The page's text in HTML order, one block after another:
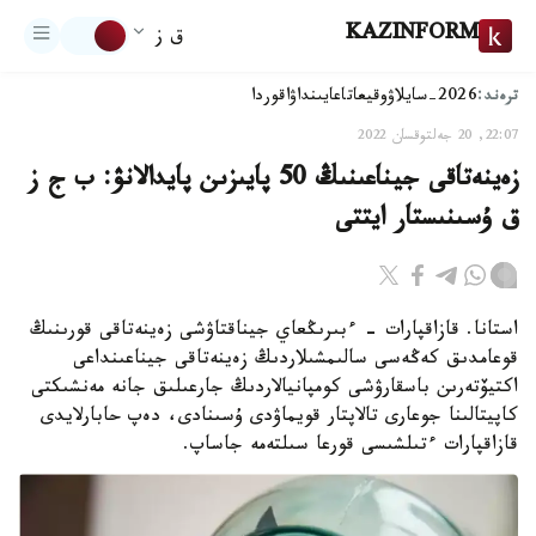
KAZINFORM ق ز
ترەند:2026-سايلاۋ وقيعاتاعايىنداۋاقوردا
22:07, 20 جەلتوقسان 2022
زەينەتاقى جيناعىنىڭ 50 پايىزىن پايدالانۋ: ب ج ز
ق ۇسىنىستار ايتتى
استانا. قازاقپارات - ءبىرىڭعاي جيناقتاۋشى زەينەتاقى قورىنىڭ
قوعامدىق كەڭەسى سالىمشىلاردىڭ زەينەتاقى جيناعىنداعى
اكتيۆتەرىن باسقارۋشى كومپانيالاردىڭ جارعىلىق جانە مەنشىكتى
كاپيتالىنا جوعارى تالاپتار قويماۋدى ۇسىنادى، دەپ حابارلايدى
قازاقپارات ءتىلشىسى قورعا سىلتەمە جاساپ.